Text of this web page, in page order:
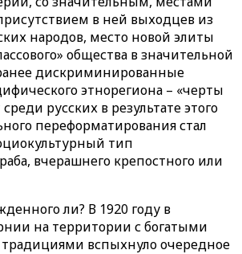
в ней выходцев из
народов, место новой элиты
общества в значительной
дискриминированные
этнорегиона – «черты
русских в результате этого
переформатирования стал
тип
вчерашнего крепостного или
ли? В 1920 году в
на территории с богатыми
вспыхнуло очередное